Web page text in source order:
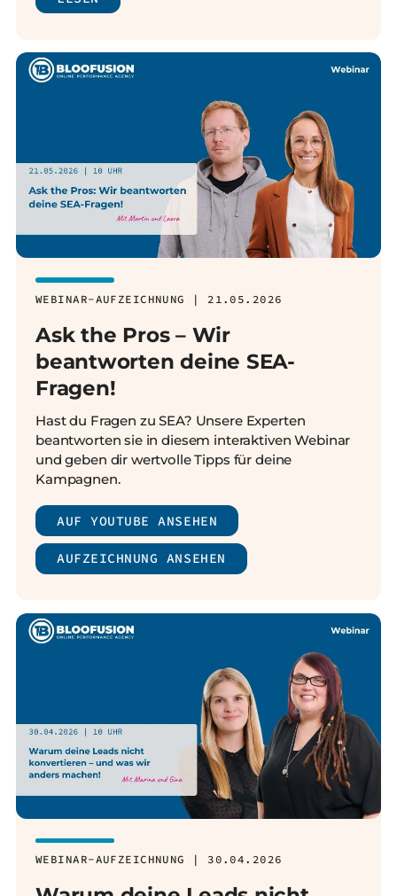
WEBINAR-AUFZEICHNUNG | 21.05.2026
Ask the Pros – Wir
beantworten deine SEA-
Fragen!
Hast du Fragen zu SEA? Unsere Experten
beantworten sie in diesem interaktiven Webinar
und geben dir wertvolle Tipps für deine
Kampagnen.
AUF YOUTUBE ANSEHEN
AUFZEICHNUNG ANSEHEN
WEBINAR-AUFZEICHNUNG | 30.04.2026